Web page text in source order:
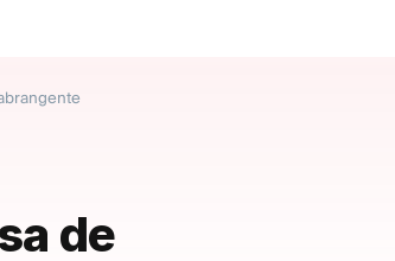
de